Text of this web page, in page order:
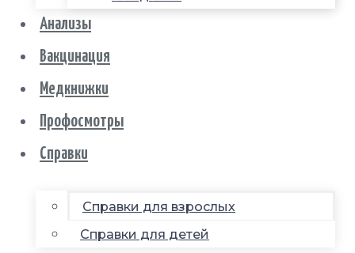
Анализы
Вакцинация
Медкнижки
Профосмотры
Справки
Справки для взрослых
Справки для детей